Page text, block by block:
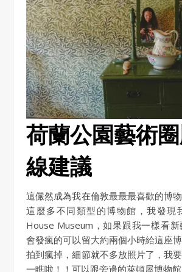
荷蘭公園藝術
線建議
這儼然成為我在倫敦最最最喜歡的博
這麼多不同類型的博物館，我發現
House Museum，如果跟我一樣看
會發瘋的可以留大約兩個小時給這座
拍到瘋掉，細節就不多放照片了，我
一瞧啦！！可以跟旁邊的萊頓屋博物